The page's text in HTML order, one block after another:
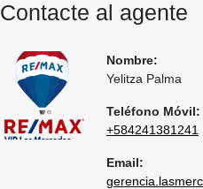
Contacte al agente
Nombre:
Yelitza Palma
Teléfono Móvil:
+584241381241
Email: